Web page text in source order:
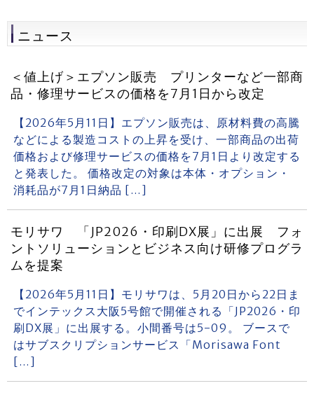
ニュース
＜値上げ＞エプソン販売 プリンターなど一部商
品・修理サービスの価格を7月1日から改定
【2026年5月11日】エプソン販売は、原材料費の高騰
などによる製造コストの上昇を受け、一部商品の出荷
価格および修理サービスの価格を7月1日より改定する
と発表した。 価格改定の対象は本体・オプション・
消耗品が7月1日納品 […]
モリサワ 「JP2026・印刷DX展」に出展 フォ
ントソリューションとビジネス向け研修プログラ
ムを提案
【2026年5月11日】モリサワは、5月20日から22日ま
でインテックス大阪5号館で開催される「JP2026・印
刷DX展」に出展する。小間番号は5-09。 ブースで
はサブスクリプションサービス「Morisawa Font
[…]